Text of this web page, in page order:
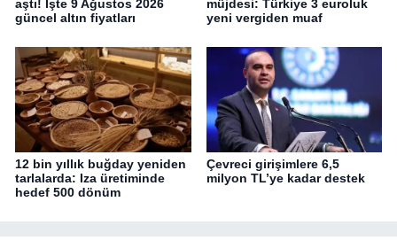
aştı! İşte 9 Ağustos 2026
güncel altın fiyatları
müjdesi: Türkiye 3 euroluk
yeni vergiden muaf
12 bin yıllık buğday yeniden
tarlalarda: Iza üretiminde
hedef 500 dönüm
Çevreci girişimlere 6,5
milyon TL’ye kadar destek